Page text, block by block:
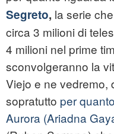
Segreto, la serie
circa 3 milioni di
4 milioni nel prime
sconvolgeranno la
Viejo e ne vedremo,
sopratutto per
Aurora (Ariadna